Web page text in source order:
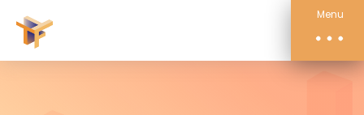
Menu